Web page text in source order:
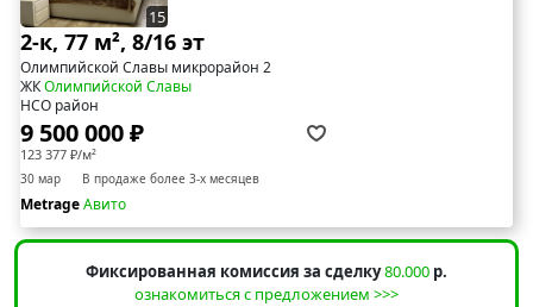
15
2-к, 77 м², 8/16 эт
Олимпийской Славы микрорайон 2
ЖКОлимпийской Славы
НСО район
9 500 000 ₽
123 377 ₽/м²
30 мар В продаже более 3-х месяцев
MetrageАвито
Фиксированная комиссия за сделку80.000 р.
ознакомиться с предложением >>>